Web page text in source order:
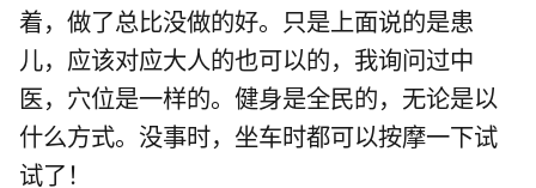
着，做了总比没做的好。只是上面说的是患
儿，应该对应大人的也可以的，我询问过中
医，穴位是一样的。健身是全民的，无论是以
什么方式。没事时，坐车时都可以按摩一下试
试了！